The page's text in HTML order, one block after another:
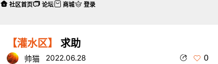
【灌水区】 求助
帅猫 2022.06.28 0
社区首页 论坛 商城 登录